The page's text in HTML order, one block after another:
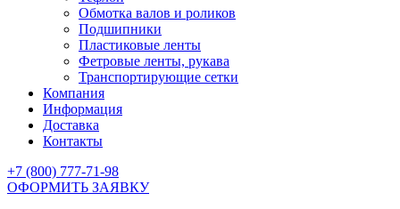
Обмотка валов и роликов
Подшипники
Пластиковые ленты
Фетровые ленты, рукава
Транспортирующие сетки
Компания
Информация
Доставка
Контакты
+7 (800) 777-71-98
ОФОРМИТЬ ЗАЯВКУ